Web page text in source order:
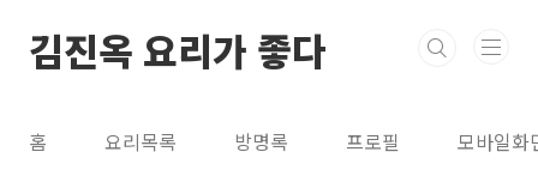
김진옥 요리가 좋다
홈 요리목록 방명록 프로필 모바일화